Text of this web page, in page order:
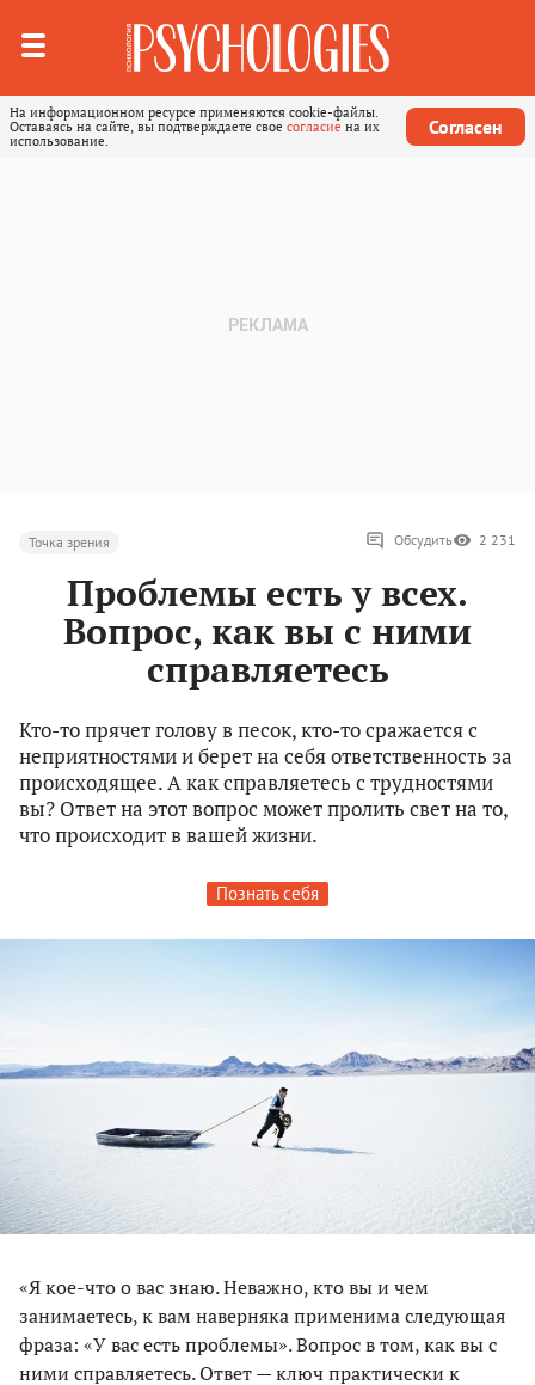
На информационном ресурсе применяются cookie-файлы.
Оставаясь на сайте, вы подтверждаете свое согласие на их
использование.
Согласен
Точка зрения Обсудить 2 231
Проблемы есть у всех.
Вопрос, как вы с ними
справляетесь
Кто-то прячет голову в песок, кто-то сражается с
неприятностями и берет на себя ответственность за
происходящее. А как справляетесь с трудностями
вы? Ответ на этот вопрос может пролить свет на то,
что происходит в вашей жизни.
Познать себя
«Я кое-что о вас знаю. Неважно, кто вы и чем
занимаетесь, к вам наверняка применима следующая
фраза: «У вас есть проблемы». Вопрос в том, как вы с
ними справляетесь. Ответ — ключ практически к